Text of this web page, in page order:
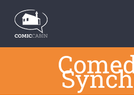
Inhalt
springen